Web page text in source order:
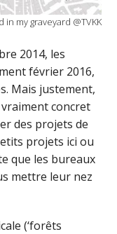
in my graveyard @TVKK
2014, les
février 2016,
Mais justement,
concret
des projets de
projets ici ou
que les bureaux
mettre leur nez
(‘forêts